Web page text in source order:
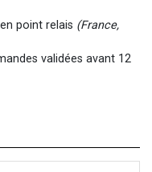
point relais (France,
validées avant 12